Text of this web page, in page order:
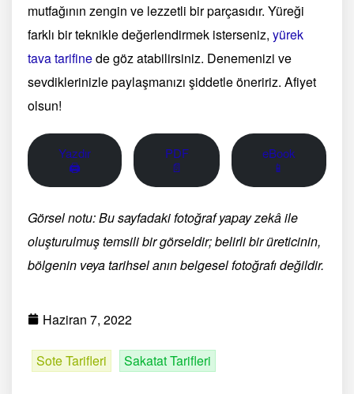
mutfağının zengin ve lezzetli bir parçasıdır. Yüreği
farklı bir teknikle değerlendirmek isterseniz, yürek
tava tarifinede göz atabilirsiniz. Denemenizi ve
sevdiklerinizle paylaşmanızı şiddetle öneririz. Afiyet
olsun!
Yazdır
🖨
PDF
📄
eBook
📱
Görsel notu: Bu sayfadaki fotoğraf yapay zekâ ile
oluşturulmuş temsili bir görseldir; belirli bir üreticinin,
bölgenin veya tarihsel anın belgesel fotoğrafı değildir.
Haziran 7, 2022
Sote Tarifleri Sakatat Tarifleri